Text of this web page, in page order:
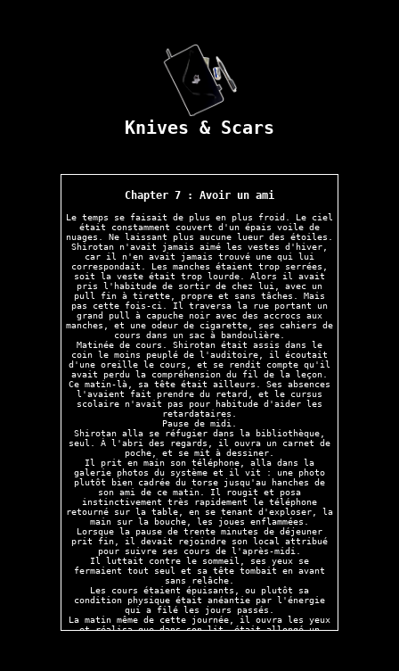
Knives & Scars
Chapter 7 : Avoir un ami
Le temps se faisait de plus en plus froid. Le ciel
était constamment couvert d'un épais voile de
nuages. Ne laissant plus aucune lueur des étoiles.
Shirotan n'avait jamais aimé les vestes d'hiver,
car il n'en avait jamais trouvé une qui lui
correspondait. Les manches étaient trop serrées,
soit la veste était trop lourde. Alors il avait
pris l'habitude de sortir de chez lui, avec un
pull fin à tirette, propre et sans tâches. Mais
pas cette fois-ci. Il traversa la rue portant un
grand pull à capuche noir avec des accrocs aux
manches, et une odeur de cigarette, ses cahiers de
cours dans un sac à bandoulière.
Matinée de cours. Shirotan était assis dans le
coin le moins peuplé de l'auditoire, il écoutait
d'une oreille le cours, et se rendit compte qu'il
avait perdu la compréhension du fil de la leçon.
Ce matin-là, sa tête était ailleurs. Ses absences
l'avaient fait prendre du retard, et le cursus
scolaire n'avait pas pour habitude d'aider les
retardataires.
Pause de midi.
Shirotan alla se réfugier dans la bibliothèque,
seul. À l'abri des regards, il ouvra un carnet de
poche, et se mit à dessiner.
Il prit en main son téléphone, alla dans la
galerie photos du système et il vit : une photo
plutôt bien cadrée du torse jusqu'au hanches de
son ami de ce matin. Il rougit et posa
instinctivement très rapidement le téléphone
retourné sur la table, en se tenant d'exploser, la
main sur la bouche, les joues enflammées.
Lorsque la pause de trente minutes de déjeuner
prit fin, il devait rejoindre son local attribué
pour suivre ses cours de l'après-midi.
Il luttait contre le sommeil, ses yeux se
fermaient tout seul et sa tête tombait en avant
sans relâche.
Les cours étaient épuisants, ou plutôt sa
condition physique était anéantie par l'énergie
qui a filé les jours passés.
La matin même de cette journée, il ouvra les yeux
et réalisa que dans son lit, était allongé un